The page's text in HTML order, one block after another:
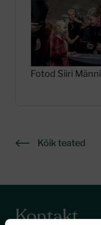
Fotod Siiri Männi
Kõik teated
Kontakt